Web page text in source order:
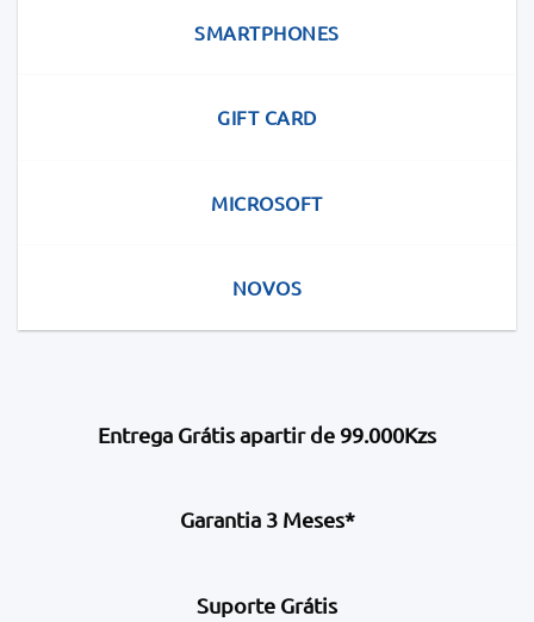
SMARTPHONES
GIFT CARD
MICROSOFT
NOVOS
Entrega Grátis apartir de 99.000Kzs
Garantia 3 Meses*
Suporte Grátis